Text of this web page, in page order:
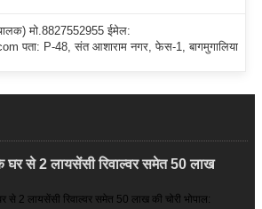
मो.8827552955 ईमेल:
पता: P-48, संत आशाराम नगर, फेस-1, बागमुगालिया
के घर से 2 लायसेंसी रिवाल्वर समेत 50 लाख
से 2 लायसेंसी रिवाल्वर समेत 50 लाख की चोरी भोपाल: